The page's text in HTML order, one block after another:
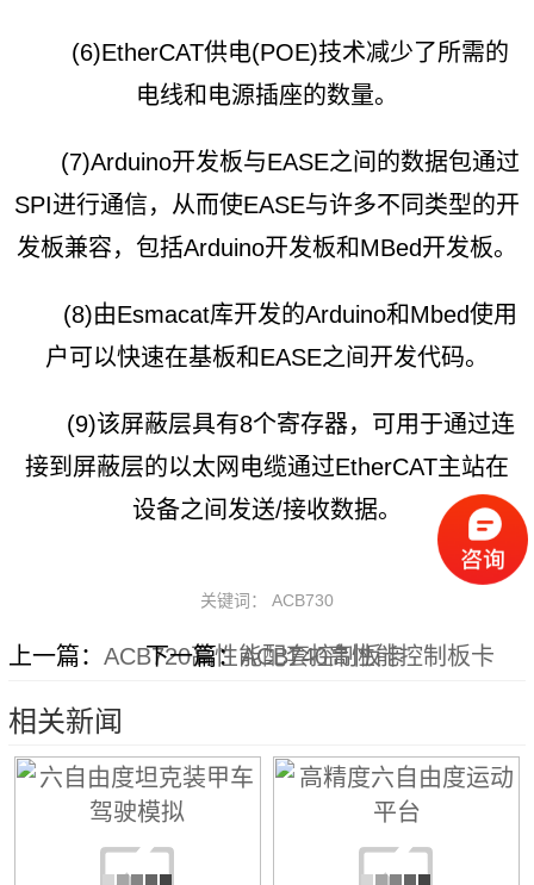
(6)EtherCAT供电(POE)技术减少了所需的
电线和电源插座的数量。
(7)Arduino开发板与EASE之间的数据包通过
SPI进行通信，从而使EASE与许多不同类型的开
发板兼容，包括Arduino开发板和MBed开发板。
(8)由Esmacat库开发的Arduino和Mbed使用
户可以快速在基板和EASE之间开发代码。
(9)该屏蔽层具有8个寄存器，可用于通过连
接到屏蔽层的以太网电缆通过EtherCAT主站在
设备之间发送/接收数据。
关键词： ACB730
上一篇： ACB720高性能配套控制板卡
下一篇：ACB740高性能控制板卡
相关新闻